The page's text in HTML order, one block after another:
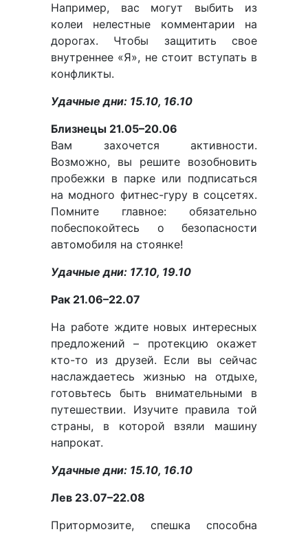
Например, вас могут выбить из
колеи нелестные комментарии на
дорогах. Чтобы защитить свое
внутреннее «Я», не стоит вступать в
конфликты.
Удачные дни: 15.10, 16.10
Близнецы 21.05–20.06
Вам захочется активности.
Возможно, вы решите возобновить
пробежки в парке или подписаться
на модного фитнес-гуру в соцсетях.
Помните главное: обязательно
побеспокойтесь о безопасности
автомобиля на стоянке!
Удачные дни: 17.10, 19.10
Рак 21.06–22.07
На работе ждите новых интересных
предложений – протекцию окажет
кто-то из друзей. Если вы сейчас
наслаждаетесь жизнью на отдыхе,
готовьтесь быть внимательными в
путешествии. Изучите правила той
страны, в которой взяли машину
напрокат.
Удачные дни: 15.10, 16.10
Лев 23.07–22.08
Притормозите, спешка способна